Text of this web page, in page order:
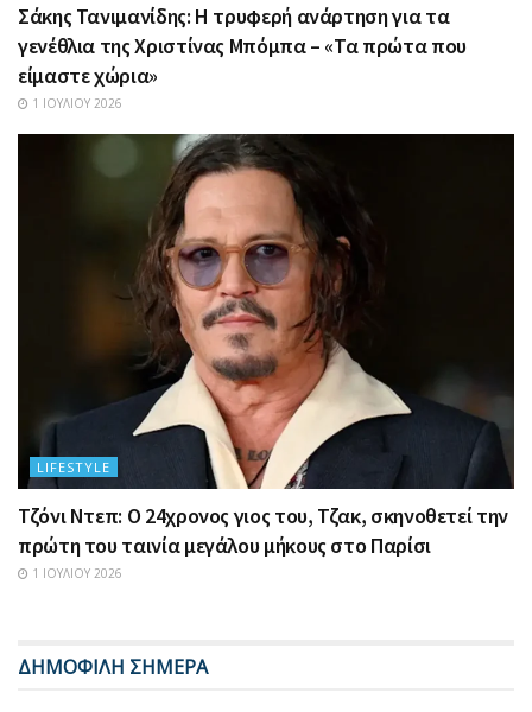
Σάκης Τανιμανίδης: Η τρυφερή ανάρτηση για τα
γενέθλια της Χριστίνας Μπόμπα – «Τα πρώτα που
είμαστε χώρια»
1 ΙΟΥΛΊΟΥ 2026
LIFESTYLE
Τζόνι Ντεπ: Ο 24χρονος γιος του, Τζακ, σκηνοθετεί την
πρώτη του ταινία μεγάλου μήκους στο Παρίσι
1 ΙΟΥΛΊΟΥ 2026
ΔΗΜΟΦΙΛΗ ΣΗΜΕΡΑ